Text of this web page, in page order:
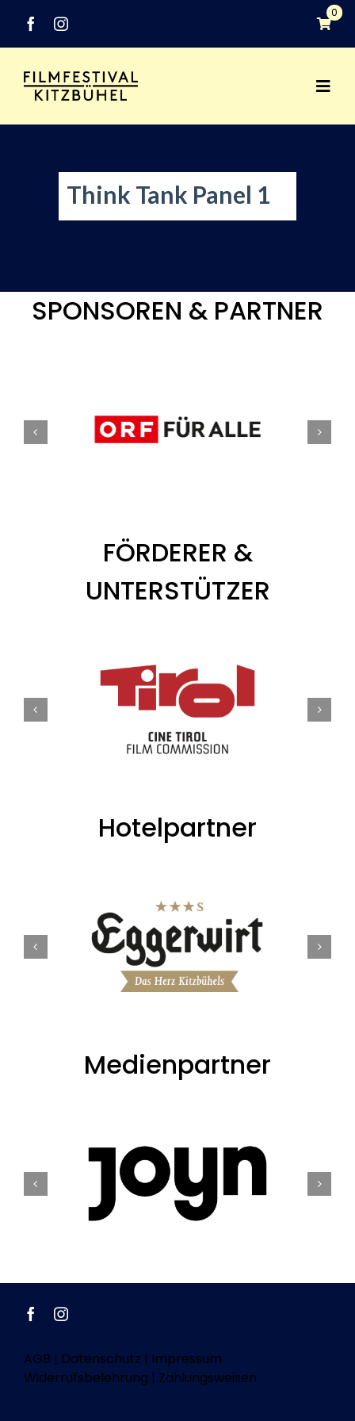
Inhalt
springen
0
Industry
Think Tank Panel 1
SPONSOREN & PARTNER
FÖRDERER &
UNTERSTÜTZER
Hotelpartner
Medienpartner
AGB | Datenschutz | Impressum
Widerrufsbelehrung | Zahlungsweisen